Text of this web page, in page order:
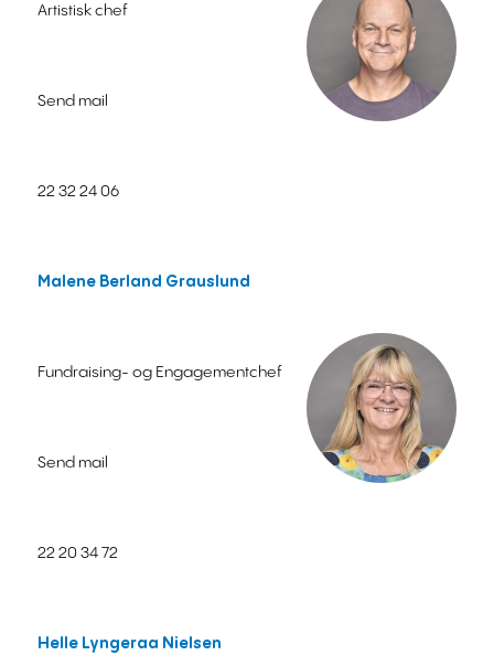
Artistisk chef
Send mail
22 32 24 06
Malene Berland Grauslund
Fundraising- og Engagementchef
Send mail
22 20 34 72
Helle Lyngeraa Nielsen